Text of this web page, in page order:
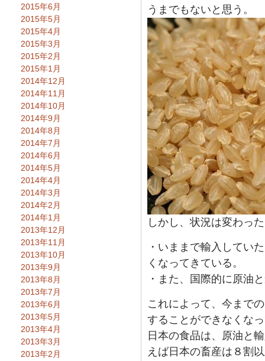
うまでもないと思う。
しかし、状況は変わっ
・いままで輸入してい
くなってきている。
・また、国際的に原油
これによって、今まで
することができなくな
日本の食品は、原油と
えば日本の畜産は８割
2015年6月
2015年5月
2015年4月
2015年3月
2015年2月
2015年1月
2014年12月
2014年11月
2014年10月
2014年9月
2014年8月
2014年7月
2014年6月
2014年5月
2014年4月
2014年3月
2014年2月
2014年1月
2013年12月
2013年11月
2013年10月
2013年9月
2013年8月
2013年7月
2013年6月
2013年5月
2013年4月
2013年3月
2013年2月